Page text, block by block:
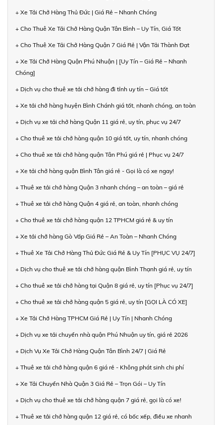
+ Xe Tải Chở Hàng Thủ Đức | Giá Rẻ – Nhanh Chóng
+ Cho Thuê Xe Tải Chở Hàng Quận Tân Bình – Uy Tín, Giá Tốt
+ Cho Thuê Xe Tải Chở Hàng Quận 7 Giá Rẻ | Vận Tải Thành Đạt
+ Xe Tải Chở Hàng Quận Phú Nhuận | [Uy Tín – Giá Rẻ – Nhanh
Chóng]
+ Dịch vụ cho thuê xe tải chở hàng đi tỉnh uy tín – Giá tốt
+ Xe tải chở hàng huyện Bình Chánh giá tốt, nhanh chóng, an toàn
+ Dịch vụ xe tải chở hàng Quận 11 giá rẻ, uy tín, phục vụ 24/7
+ Cho thuê xe tải chở hàng quận 10 giá tốt, uy tín, nhanh chóng
+ Cho thuê xe tải chở hàng quận Tân Phú giá rẻ | Phục vụ 24/7
+ Xe tải chở hàng quận Bình Tân giá rẻ - Gọi là có xe ngay!
+ Thuê xe tải chở hàng Quận 3 nhanh chóng – an toàn – giá rẻ
+ Thuê xe tải chở hàng Quận 4 giá rẻ, an toàn, nhanh chóng
+ Cho thuê xe tải chở hàng quận 12 TPHCM giá rẻ & uy tín
+ Xe tải chở hàng Gò Vấp Giá Rẻ – An Toàn – Nhanh Chóng
+ Thuê Xe Tải Chở Hàng Thủ Đức Giá Rẻ & Uy Tín [PHỤC VỤ 24/7]
+ Dịch vụ cho thuê xe tải chở hàng quận Bình Thạnh giá rẻ, uy tín
+ Cho thuê xe tải chở hàng tại Quận 8 giá rẻ, uy tín [Phục vụ 24/7]
+ Cho thuê xe tải chở hàng quận 5 giá rẻ, uy tín [GỌI LÀ CÓ XE]
+ Xe Tải Chở Hàng TPHCM Giá Rẻ | Uy Tín | Nhanh Chóng
+ Dịch vụ xe tải chuyển nhà quận Phú Nhuận uy tín, giá rẻ 2026
+ Dịch Vụ Xe Tải Chở Hàng Quận Tân Bình 24/7 | Giá Rẻ
+ Thuê xe tải chở hàng quận 6 giá rẻ - Không phát sinh chi phí
+ Xe Tải Chuyển Nhà Quận 3 Giá Rẻ – Trọn Gói – Uy Tín
+ Dịch vụ cho thuê xe tải chở hàng quận 7 giá rẻ, gọi là có xe!
+ Thuê xe tải chở hàng quận 12 giá rẻ, có bốc xếp, điều xe nhanh